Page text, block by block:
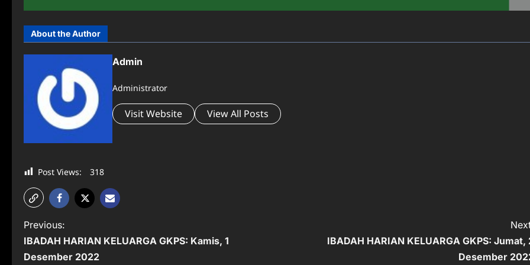
About the Author
Admin
Administrator
Visit Website View All Posts
Post Views: 318
P
o
Previous:
IBADAH HARIAN KELUARGA GKPS: Kamis, 1
Desember 2022
IBADAH HARIAN KELUARGA GKPS: Jumat,
Desember